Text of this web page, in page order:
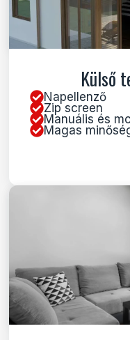
Külső
Napellenző
Zip screen
Manuális és
Magas